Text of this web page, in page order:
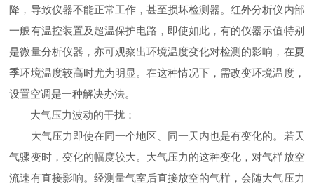
降，导致仪器不能正常工作，甚至损坏检测器。红外分析仪内部
一般有温控装置及超温保护电路，即使如此，有的仪器示值特别
是微量分析仪器，亦可观察出环境温度变化对检测的影响，在夏
季环境温度较高时尤为明显。在这种情况下，需改变环境温度，
设置空调是一种解决办法。
大气压力波动的干扰：
大气压力即使在同一个地区、同一天内也是有变化的。若天
气骤变时，变化的幅度较大。大气压力的这种变化，对气样放空
流速有直接影响。经测量气室后直接放空的气样，会随大气压力